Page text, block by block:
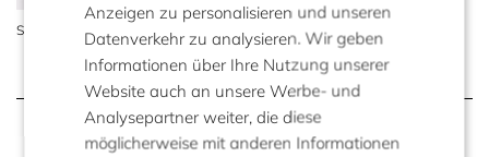
Seidenshorts zum Anzug
239 €
99 €
Anzeigen zu personalisieren und unseren
Datenverkehr zu analysieren. Wir geben
Informationen über Ihre Nutzung unserer
Website auch an unsere Werbe- und
Analysepartner weiter, die diese
möglicherweise mit anderen Informationen